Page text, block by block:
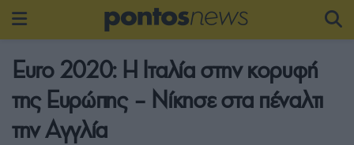
Euro 2020: Η Ιταλία στην κορυφή
της Ευρώπης – Νίκησε στα πέναλτι
την Αγγλία